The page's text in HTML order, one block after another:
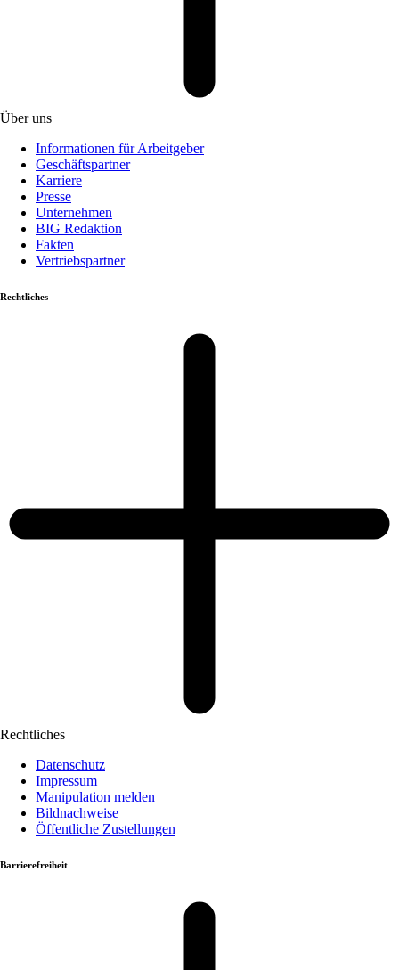
Über uns
Informationen für Arbeitgeber
Geschäftspartner
Karriere
Presse
Unternehmen
BIG Redaktion
Fakten
Vertriebspartner
Rechtliches
Rechtliches
Datenschutz
Impressum
Manipulation melden
Bildnachweise
Öffentliche Zustellungen
Barrierefreiheit